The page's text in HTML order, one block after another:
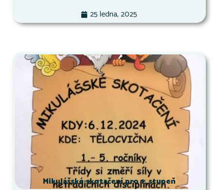
25 ledna, 2025
Mikulášské skotačení pro 1. stupeň